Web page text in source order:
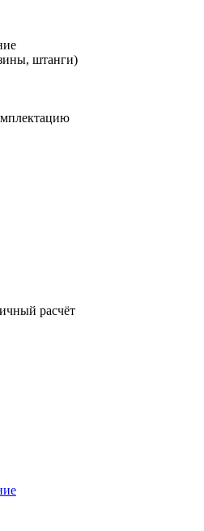
штанги)
расчёт